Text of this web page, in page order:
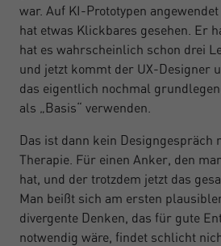
war. Auf KI-Prototypen
hat etwas Klickbares gesehen. Er
hat es wahrscheinlich schon drei
und jetzt kommt der UX-Designer
das eigentlich nochmal
als „Basis“ verwenden.
Das ist dann kein Designgespräch
Therapie. Für einen Anker, den
hat, und der trotzdem jetzt das
Man beißt sich am ersten
divergente Denken, das für gute
notwendig wäre, findet schlicht